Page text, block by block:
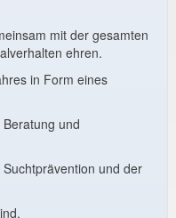
mit der gesamten
ehren.
in Form eines
und
und der